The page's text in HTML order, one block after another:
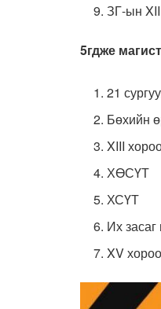
ЗГ-ын
5гдже
21
Бөхийн
XIII
ХӨСҮТ
ХСҮТ
Их засаг
XV